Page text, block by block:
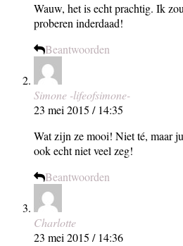
Wauw, het is echt prachtig. Ik
proberen inderdaad!
Beantwoorden
Simone -lifeofsimone-
23 mei 2015 / 14:35
Wat zijn ze mooi! Niet té, maar
ook echt niet veel zeg!
Beantwoorden
Charlotte
23 mei 2015 / 14:36